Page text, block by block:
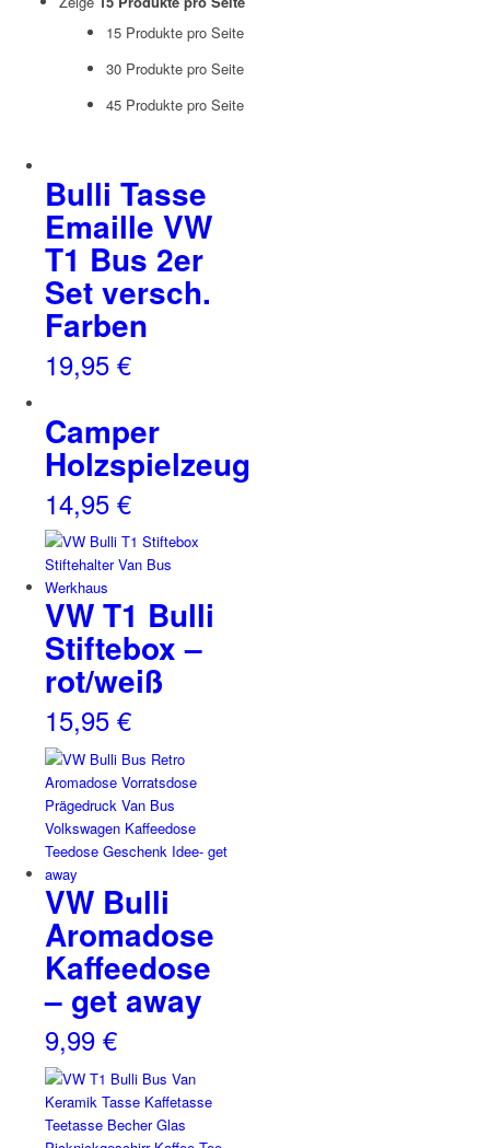
15 Produkte pro Seite
30 Produkte pro Seite
45 Produkte pro Seite
Bulli Tasse
Emaille VW
T1 Bus 2er
Set versch.
Farben
19,95 €
Camper
Holzspielzeug
14,95 €
VW T1 Bulli
Stiftebox –
rot/weiß
15,95 €
VW Bulli
Aromadose
Kaffeedose
– get away
9,99 €